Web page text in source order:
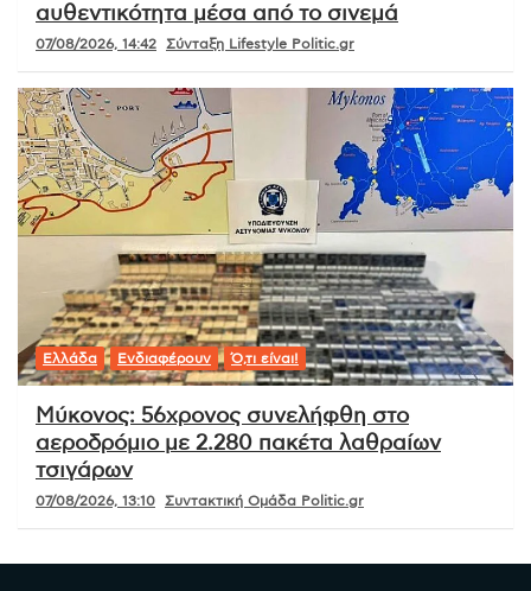
αυθεντικότητα μέσα από το σινεμά
07/08/2026, 14:42 Σύνταξη Lifestyle Politic.gr
Ελλάδα Ενδιαφέρουν Ό,τι είναι!
Μύκονος: 56χρονος συνελήφθη στο
αεροδρόμιο με 2.280 πακέτα λαθραίων
τσιγάρων
07/08/2026, 13:10 Συντακτική Ομάδα Politic.gr